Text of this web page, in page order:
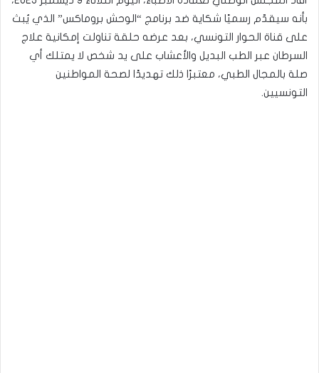
بأنه سيقدّم رسميًا شكاية ضد برنامج “الوحش بروماكس” الذي يُبث
على قناة الحوار التونسي، بعد عرضه حلقة تناولت إمكانية علاج
السرطان عبر الطب البديل والأعشاب على يد شخص لا يمتلك أي
صلة بالمجال الطبي، معتبرًا ذلك تهديدًا لصحة المواطنين
التونسيين.